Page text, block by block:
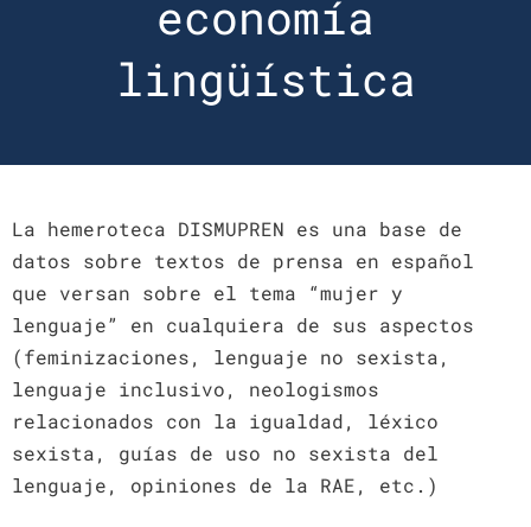
economía
lingüística
La hemeroteca DISMUPREN es una base de
datos sobre textos de prensa en español
que versan sobre el tema “mujer y
lenguaje” en cualquiera de sus aspectos
(feminizaciones, lenguaje no sexista,
lenguaje inclusivo, neologismos
relacionados con la igualdad, léxico
sexista, guías de uso no sexista del
lenguaje, opiniones de la RAE, etc.)